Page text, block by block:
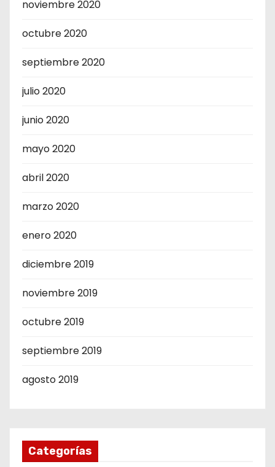
noviembre 2020
octubre 2020
septiembre 2020
julio 2020
junio 2020
mayo 2020
abril 2020
marzo 2020
enero 2020
diciembre 2019
noviembre 2019
octubre 2019
septiembre 2019
agosto 2019
Categorías